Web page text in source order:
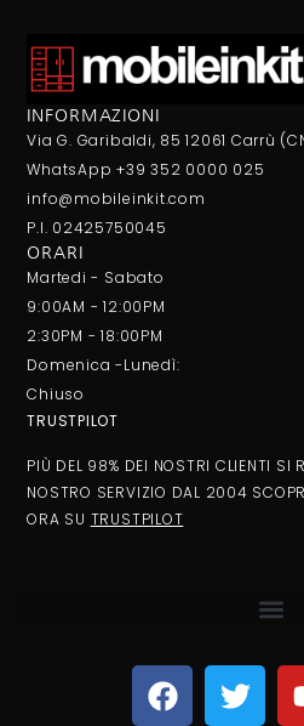
INFORMAZIONI
Via G. Garibaldi, 85 12061 Carrù
WhatsApp +39 352 0000 025
info@mobileinkit.com
P.I. 02425750045
ORARI
Martedi - Sabato
9:00AM - 12:00PM
2:30PM - 18:00PM
Domenica -Lunedì:
Chiuso
TRUSTPILOT
PIÙ DEL 98% DEI NOSTRI CLIENTI SI
NOSTRO SERVIZIO DAL 2004
ORA SU TRUSTPILOT